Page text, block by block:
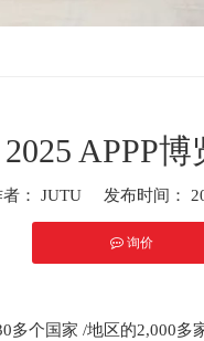
2025 APPP博
： JUTU 发布时间：
询价
个国家 /地区的2,000